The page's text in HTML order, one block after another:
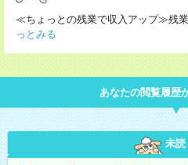
≪ちょっとの残業で収入アップ≫残
っとみる
あなたの閲覧履歴
未読